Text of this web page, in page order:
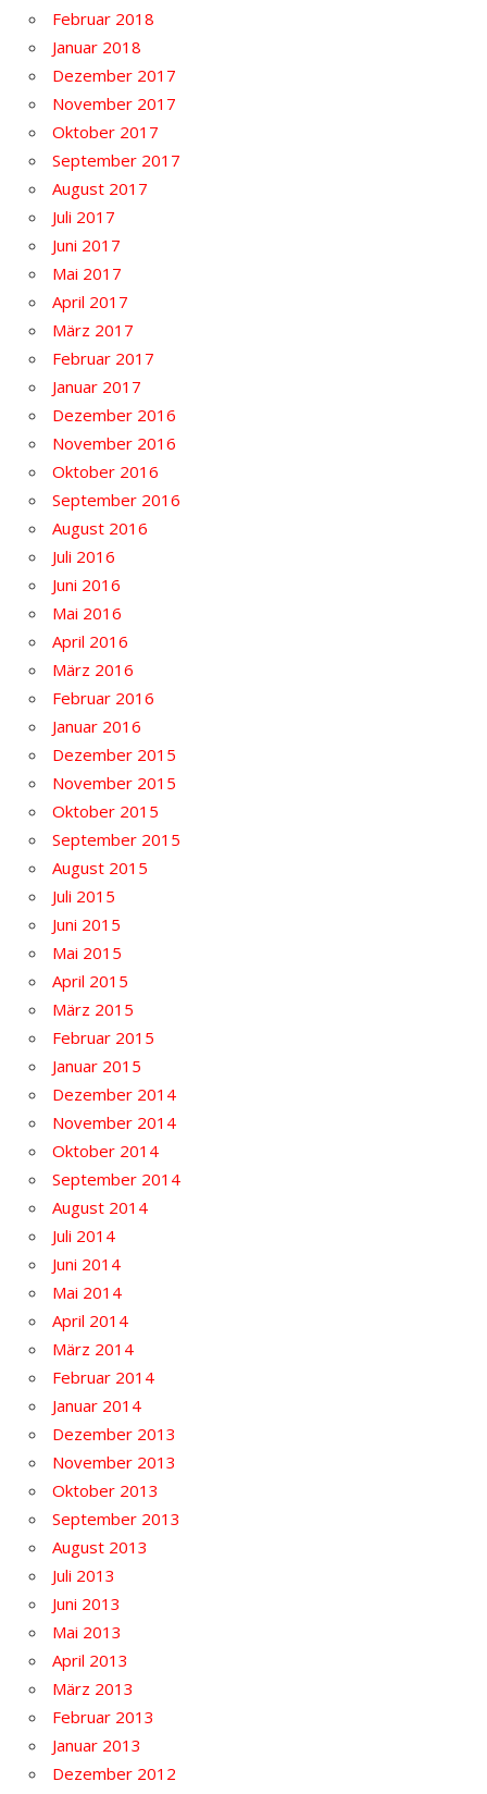
Februar 2018
Januar 2018
Dezember 2017
November 2017
Oktober 2017
September 2017
August 2017
Juli 2017
Juni 2017
Mai 2017
April 2017
März 2017
Februar 2017
Januar 2017
Dezember 2016
November 2016
Oktober 2016
September 2016
August 2016
Juli 2016
Juni 2016
Mai 2016
April 2016
März 2016
Februar 2016
Januar 2016
Dezember 2015
November 2015
Oktober 2015
September 2015
August 2015
Juli 2015
Juni 2015
Mai 2015
April 2015
März 2015
Februar 2015
Januar 2015
Dezember 2014
November 2014
Oktober 2014
September 2014
August 2014
Juli 2014
Juni 2014
Mai 2014
April 2014
März 2014
Februar 2014
Januar 2014
Dezember 2013
November 2013
Oktober 2013
September 2013
August 2013
Juli 2013
Juni 2013
Mai 2013
April 2013
März 2013
Februar 2013
Januar 2013
Dezember 2012